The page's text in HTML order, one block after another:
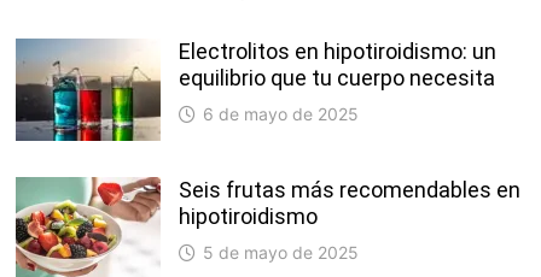
Electrolitos en hipotiroidismo: un
equilibrio que tu cuerpo necesita
6 de mayo de 2025
Seis frutas más recomendables en
hipotiroidismo
5 de mayo de 2025